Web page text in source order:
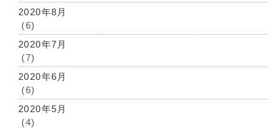
2020年8月
(6)
2020年7月
(7)
2020年6月
(6)
2020年5月
(4)